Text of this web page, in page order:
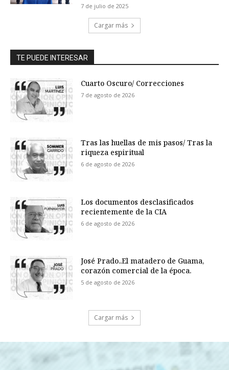
7 de julio de 2025
Cargar más
TE PUEDE INTERESAR
Cuarto Oscuro/ Correcciones
7 de agosto de 2026
Tras las huellas de mis pasos/ Tras la
riqueza espiritual
6 de agosto de 2026
Los documentos desclasificados
recientemente de la CIA
6 de agosto de 2026
José Prado..El matadero de Guama,
corazón comercial de la época.
5 de agosto de 2026
Cargar más